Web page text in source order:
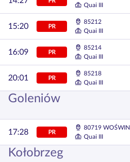
Quai III
15:20 PR
85212
Quai III
16:09 PR
85214
Quai III
20:01 PR
85218
Quai III
Goleniów
17:28 PR
80719 WOŚWIN
Quai III
Kołobrzeg